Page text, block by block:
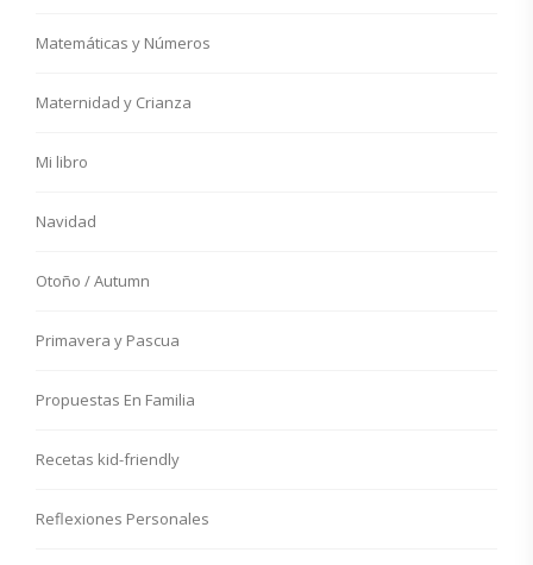
Matemáticas y Números
Maternidad y Crianza
Mi libro
Navidad
Otoño / Autumn
Primavera y Pascua
Propuestas En Familia
Recetas kid-friendly
Reflexiones Personales